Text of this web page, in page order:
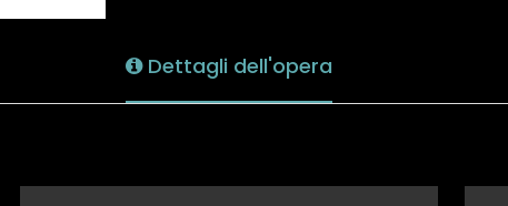
Dettagli dell'opera